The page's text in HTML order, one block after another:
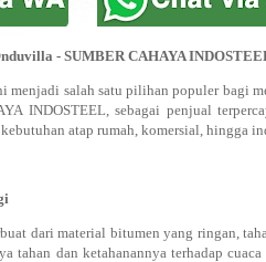
- SUMBER CAHAYA
salah satu pilihan populer bagi
INDOSTEEL, sebagai penjual
atap rumah, komersial, hingga
dari material bitumen yang ringan,
tahan dan ketahanannya terhadap